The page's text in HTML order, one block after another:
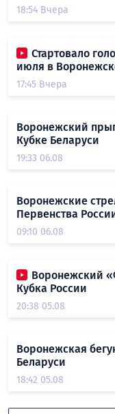
18:54 Вчера
Стартовало
июля в
17:45 Вчера
Воронежский
Кубке Беларуси
19:33 06.08
Воронежские
Первенства
09:10 06.08
Воронежский
Кубка России
20:38 05.08
Воронежская
Беларуси
18:42 05.08